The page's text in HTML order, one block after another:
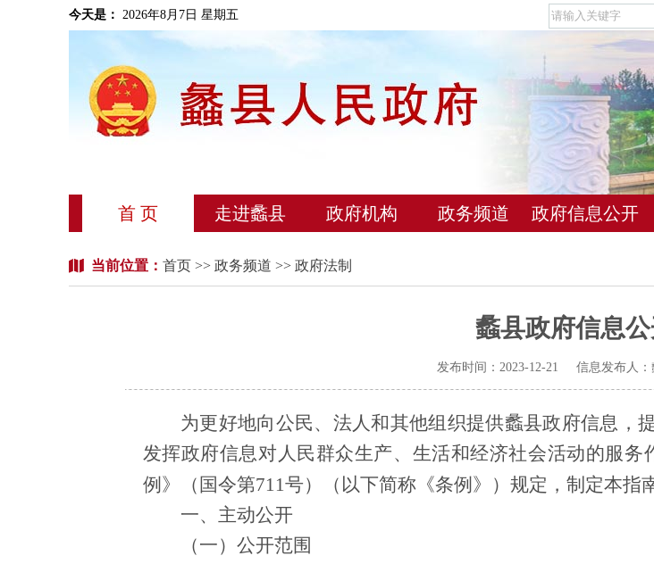
今天是： 2026年8月7日 星期五
首 页 走进蠡县 政府机构 政务频道 政府信息公开
当前位置： 首页 >> 政务频道 >> 政府法制
蠡县政府信息
发布时间：2023-12-21 信息发布人：
为更好地向公民、法人和其他组织提供蠡县政府信息，
发挥政府信息对人民群众生产、生活和经济社会活动的服务
例》（国令第711号）（以下简称《条例》）规定，制定本指南
一、主动公开
（一）公开范围